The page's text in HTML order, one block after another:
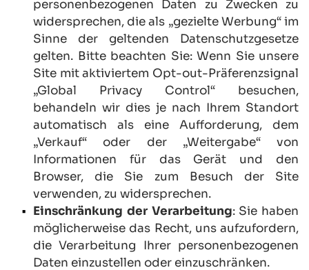
personenbezogenen Daten zu Zwecken zu
widersprechen, die als „gezielte Werbung“ im
Sinne der geltenden Datenschutzgesetze
gelten. Bitte beachten Sie: Wenn Sie unsere
Site mit aktiviertem Opt-out-Präferenzsignal
„Global Privacy Control“ besuchen,
behandeln wir dies je nach Ihrem Standort
automatisch als eine Aufforderung, dem
„Verkauf“ oder der „Weitergabe“ von
Informationen für das Gerät und den
Browser, die Sie zum Besuch der Site
verwenden, zu widersprechen.
Einschränkung der Verarbeitung: Sie haben
möglicherweise das Recht, uns aufzufordern,
die Verarbeitung Ihrer personenbezogenen
Daten einzustellen oder einzuschränken.